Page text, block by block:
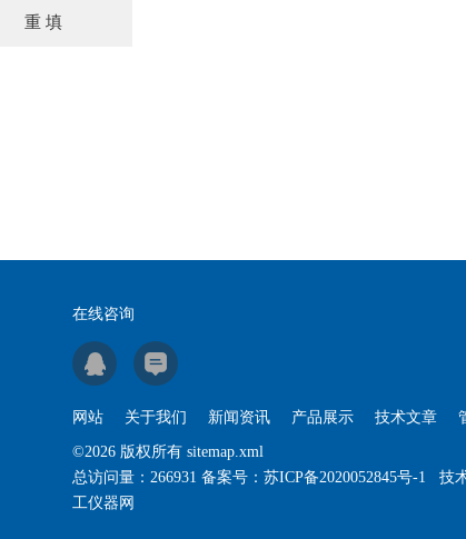
在线咨询
网站 关于我们 新闻资讯 产品展示 技术文章
©2026 版权所有 sitemap.xml
总访问量： 266931 备案号：苏ICP备2020052845号-1 技
工仪器网